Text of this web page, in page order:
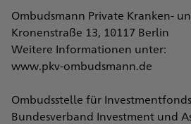
Ombudsmann Private Kranken-
Kronenstraße 13, 10117 Berlin
Weitere Informationen unter:
www.pkv-ombudsmann.de
Ombudsstelle für
Bundesverband Investment und